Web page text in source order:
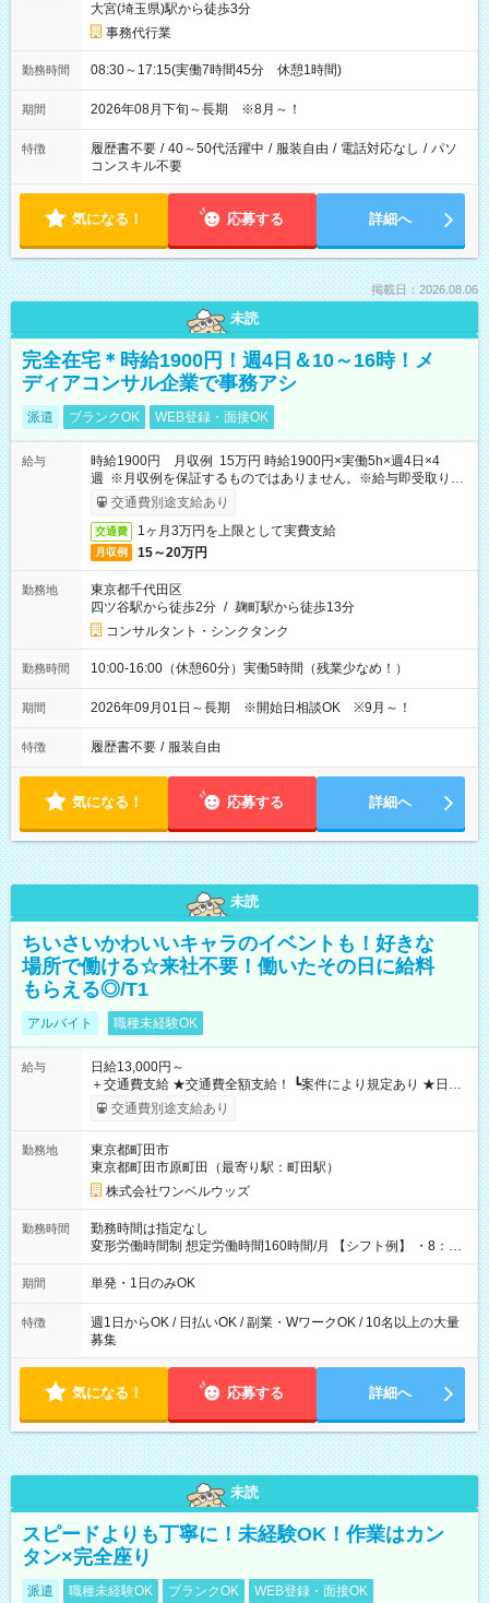
大宮(埼玉県)駅から徒歩3分
事務代行業
勤務時間 08:30～17:15(実働7時間45分 休憩1時間)
期間 2026年08月下旬～長期 ※8月～！
特徴 履歴書不要 / 40～50代活躍中 / 服装自由 / 電話対応なし / パソ
コンスキル不要
気になる！ 応募する 詳細へ
掲載日：2026.08.06
未読
完全在宅＊時給1900円！週4日＆10～16時！メ
ディアコンサル企業で事務アシ
派遣 ブランクOK WEB登録・面接OK
給与
時給1900円 月収例 15万円 時給1900円×実働5h×週4日×4
週 ※月収例を保証するものではありません。※給与即受取りサ
ービス利用可（利用条件有）
交通費別途支給あり
交通費 1ヶ月3万円を上限として実費支給
月収例 15～20万円
勤務地
東京都千代田区
四ツ谷駅から徒歩2分 / 麹町駅から徒歩13分
コンサルタント・シンクタンク
勤務時間 10:00-16:00（休憩60分）実働5時間（残業少なめ！）
期間 2026年09月01日～長期 ※開始日相談OK ※9月～！
特徴 履歴書不要 / 服装自由
気になる！ 応募する 詳細へ
未読
ちいさいかわいいキャラのイベントも！好きな
場所で働ける☆来社不要！働いたその日に給料
もらえる◎/T1
アルバイト 職種未経験OK
給与
日給13,000円～
＋交通費支給 ★交通費全額支給！ ┗案件により規定あり ★日払
いOK！（規定あり） ┗働いたその日に現金GET♪ お仕事後はコ
ンビニATMから 日払い分を引き落とせます！ 【試用期間】試
交通費別途支給あり
勤務地
東京都町田市
東京都町田市原町田（最寄り駅：町田駅）
株式会社ワンベルウッズ
勤務時間
勤務時間は指定なし
変形労働時間制 想定労働時間160時間/月 【シフト例】 ・8：00
～21：00
期間 単発・1日のみOK
特徴
週1日からOK / 日払いOK / 副業・WワークOK / 10名以上の大量
募集
気になる！ 応募する 詳細へ
未読
スピードよりも丁寧に！未経験OK！作業はカン
タン×完全座り
派遣 職種未経験OK ブランクOK WEB登録・面接OK